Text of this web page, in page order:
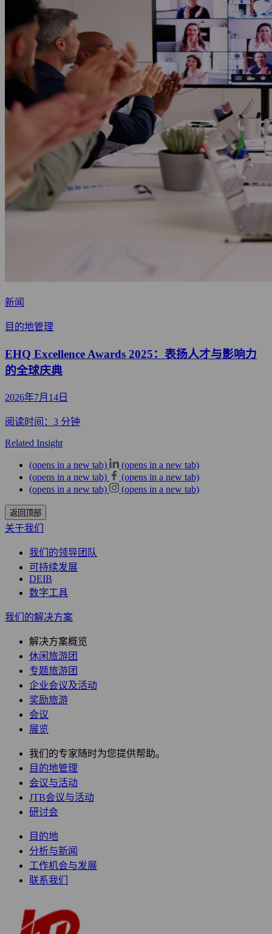
新闻
目的地管理
EHQ Excellence Awards 2025：表扬人才与影响力
的全球庆典
2026年7月14日
阅读时间：3 分钟
Related Insight
(opens in a new tab)
(opens in a new tab)
(opens in a new tab)
(opens in a new tab)
(opens in a new tab)
(opens in a new tab)
返回顶部
关于我们
我们的领导团队
可持续发展
DEIB
数字工具
我们的解决方案
解决方案概览
休闲旅游团
专题旅游团
企业会议及活动
奖励旅游
会议
展览
我们的专家随时为您提供帮助。
目的地管理
会议与活动
JTB会议与活动
研讨会
目的地
分析与新闻
工作机会与发展
联系我们